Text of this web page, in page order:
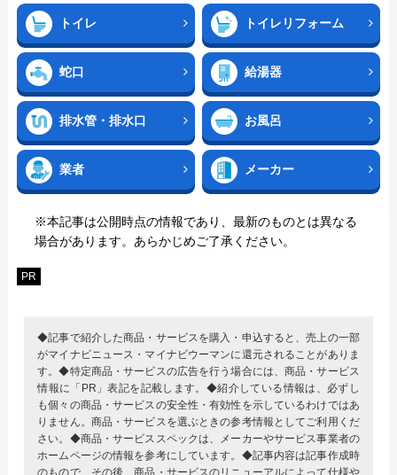
トイレ トイレリフォーム
蛇口 給湯器
排水管・排水口 お風呂
業者 メーカー
※本記事は公開時点の情報であり、最新のものとは異なる
場合があります。あらかじめご了承ください。
PR
◆記事で紹介した商品・サービスを購入・申込すると、売上の一部
がマイナビニュース・マイナビウーマンに還元されることがありま
す。◆特定商品・サービスの広告を行う場合には、商品・サービス
情報に「PR」表記を記載します。◆紹介している情報は、必ずし
も個々の商品・サービスの安全性・有効性を示しているわけではあ
りません。商品・サービスを選ぶときの参考情報としてご利用くだ
さい。◆商品・サービススペックは、メーカーやサービス事業者の
ホームページの情報を参考にしています。◆記事内容は記事作成時
のもので、その後、商品・サービスのリニューアルによって仕様や